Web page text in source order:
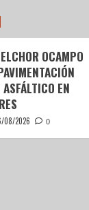
OCAMPO
EN
08/2026 0